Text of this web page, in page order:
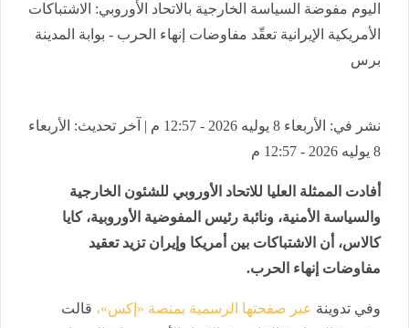
اليوم مفوضة السياسة الخارجية بالاتحاد الأوروبي: الاشتباكات
الأمريكية الإيرانية تعقّد مفاوضات إنهاء الحرب - بوابة المدينة
برس
نشر في: الأربعاء 8 يوليه 2026 - 12:57 م | آخر تحديث: الأربعاء
8 يوليه 2026 - 12:57 م
أفادت الممثلة العليا للاتحاد الأوروبي للشئون الخارجية
والسياسة الأمنية، ونائبة رئيس المفوضية الأوروبية، كايا
كالاس، أن الاشتباكات بين أمريكا وإيران تزيد تعقيد
مفاوضات إنهاء الحرب.
وفي تدوينة عبر صفحتها الرسمية بمنصة «إكس»، قالت